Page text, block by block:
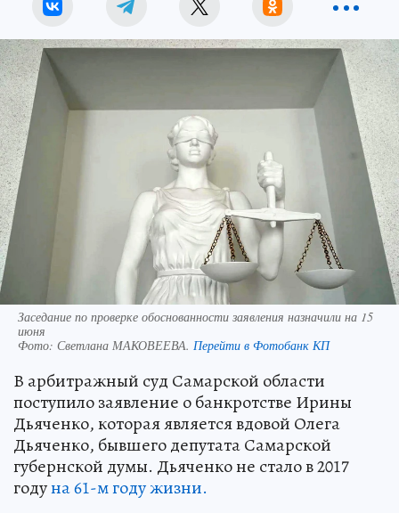
Заседание по проверке обоснованности заявления назначили на 15
июня
Фото: Светлана МАКОВЕЕВА. Перейти в Фотобанк КП
В арбитражный суд Самарской области
поступило заявление о банкротстве Ирины
Дьяченко, которая является вдовой Олега
Дьяченко, бывшего депутата Самарской
губернской думы. Дьяченко не стало в 2017
годуна 61-м году жизни.